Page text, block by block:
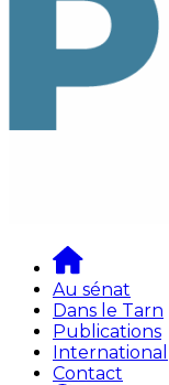
Au sénat
Dans le Tarn
Publications
International
Contact